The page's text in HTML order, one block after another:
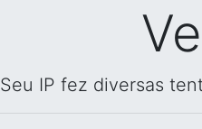
Seu IP fez diversas